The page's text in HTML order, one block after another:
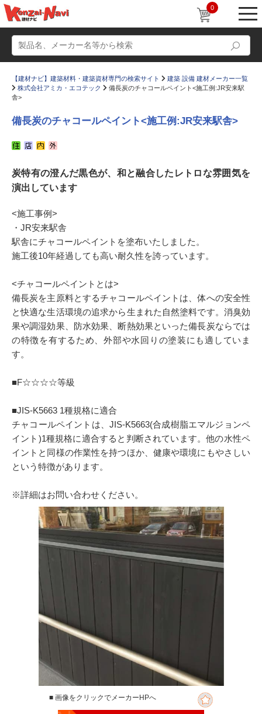
0
動画
かたなび コラム
すまいリング
Q＆A
お気に入り
【建材ナビ】建築材料・建築資材専門の検索サイト
建築 設備 建材メーカー一覧
株式会社アミカ・エコテック
備長炭のチャコールペイント<施工例:JR安来駅
舎>
備長炭のチャコールペイント<施工例:JR安来駅舎>
炭特有の澄んだ黒色が、和と融合したレトロな雰囲気を
演出しています
<施工事例>
・JR安来駅舎
駅舎にチャコールペイントを塗布いたしました。
施工後10年経過しても高い耐久性を誇っています。
<チャコールペイントとは>
備長炭を主原料とするチャコールペイントは、体への安全性
と快適な生活環境の追求から生まれた自然塗料です。消臭効
果や調湿効果、防水効果、断熱効果といった備長炭ならでは
の特徴を有するため、外部や水回りの塗装にも適していま
す。
■F☆☆☆☆等級
■JIS-K5663 1種規格に適合
チャコールペイントは、JIS-K5663(合成樹脂エマルジョンペ
イント)1種規格に適合すると判断されています。他の水性ペ
イントと同様の作業性を持つほか、健康や環境にもやさしい
という特徴があります。
※詳細はお問い合わせください。
■ 画像をクリックでメーカーHPへ